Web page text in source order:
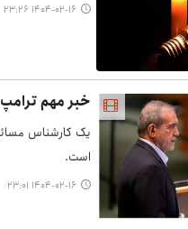
۱۴۰۴-۰۲-۱۶ ۲۳:۲۶
خبر مهم
یک کارشناس
است.
۱۴۰۴-۰۲-۱۶ ۲۳:۰۱